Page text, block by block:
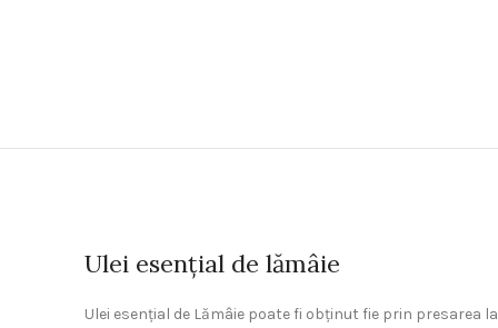
Ulei esențial de lămâie
Ulei esențial de Lămâie poate fi obținut fie prin